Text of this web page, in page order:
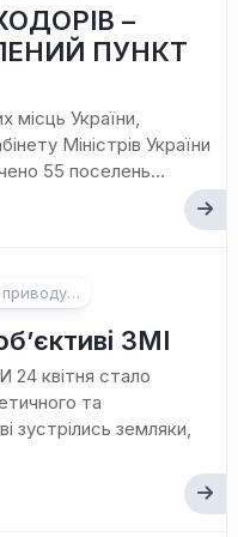
–
ПУНКТ
місць України,
Міністрів України
55 поселень...
приводу…
ЗМІ
квітня стало
та
зустрілись земляки,